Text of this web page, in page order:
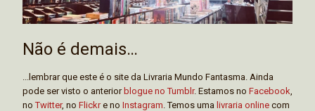
Não é demais…
...lembrar que este é o site da Livraria Mundo Fantasma. Ainda
pode ser visto o anteriorblogue no Tumblr. Estamos no Facebook
noTwitter, no Flickre no Instagram . Temos uma livraria online com